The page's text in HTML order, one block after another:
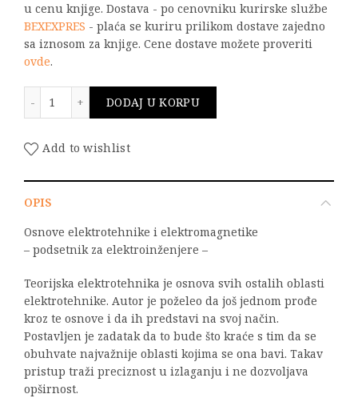
u cenu knjige. Dostava - po cenovniku kurirske službe
BEXEXPRES - plaća se kuriru prilikom dostave zajedno
sa iznosom za knjige. Cene dostave možete proveriti
ovde.
DODAJ U KORPU
Add to wishlist
OPIS
Osnove elektrotehnike i elektromagnetike
– podsetnik za elektroinženjere –
Teorijska elektrotehnika je osnova svih ostalih oblasti
elektrotehnike. Autor je poželeo da još jednom prođe
kroz te osnove i da ih predstavi na svoj način.
Postavljen je zadatak da to bude što kraće s tim da se
obuhvate najvažnije oblasti kojima se ona bavi. Takav
pristup traži preciznost u izlaganju i ne dozvoljava
opširnost.